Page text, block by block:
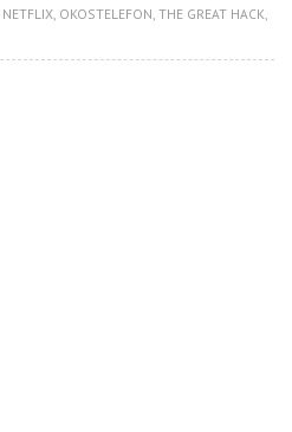
NETFLIX, OKOSTELEFON,THE GREAT HACK,